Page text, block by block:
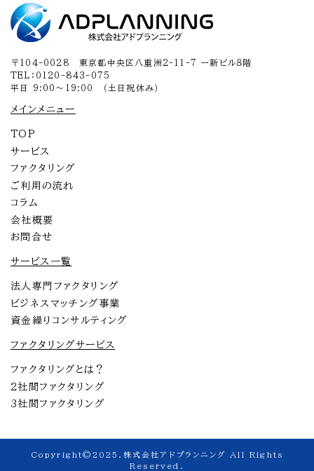
〒104-0028 東京都中央区八重洲2-11-7 一新ビル８階
TEL：0120-843-075
平日 9:00～19:00 （土日祝休み）
メインメニュー
TOP
サービス
ファクタリング
ご利用の流れ
コラム
会社概要
お問合せ
サービス一覧
法人専門ファクタリング
ビジネスマッチング事業
資金繰りコンサルティング
ファクタリングサービス
ファクタリングとは？
2社間ファクタリング
3社間ファクタリング
Copyright©2025.株式会社アドプランニング All Rights
Reserved.